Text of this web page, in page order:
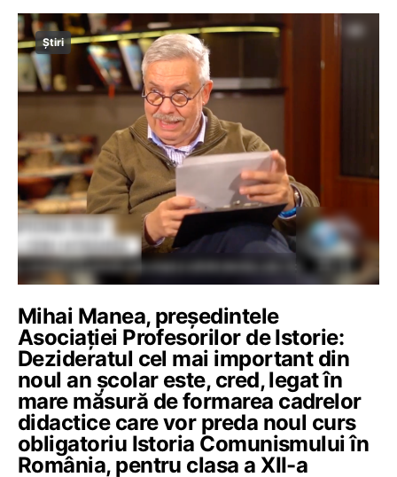
Știri
Mihai Manea, președintele
Asociației Profesorilor de Istorie:
Dezideratul cel mai important din
noul an școlar este, cred, legat în
mare măsură de formarea cadrelor
didactice care vor preda noul curs
obligatoriu Istoria Comunismului în
România, pentru clasa a XII-a